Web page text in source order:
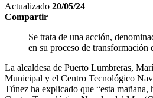
Actualizado 20/05/24
Compartir
Se trata de una acción,
en su proceso de transformación
La alcaldesa de Puerto Lumbreras,
Municipal y el Centro Tecnológico
Túnez ha explicado que “esta